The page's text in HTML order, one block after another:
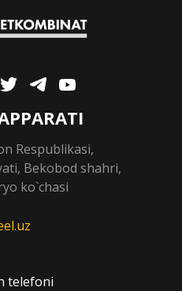
Respublikasi,
Bekobod shahri,
ko`chasi
telefoni